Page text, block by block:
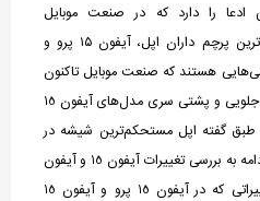
ادعا را دارد که در صنعت موبایل
مستحکم‌ترین بدنه را دارند. جدیدترین پرچم داران اپل، آیفون ۱۵ پرو و
گوشی‌هایی هستند که صنعت موبایل تاکنون
به چشم خود دیده است. در بخش جلویی و پشتی سری مدل‌های آیفون 15
طبق گفته اپل مستحکم‌ترین شیشه در
تولید موبایل محسوب می‌شود. در ادامه به بررسی تغییرات آیفون 15 و آیفون
15 پلاس پرداخته و شما را با تغییراتی که در آیفون 15 پرو و آیفون 15